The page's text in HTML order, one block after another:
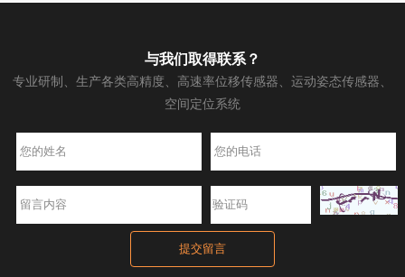
与我们取得联系？
专业研制、生产各类高精度、高速率位移传感器、运动姿态传感器、
空间定位系统